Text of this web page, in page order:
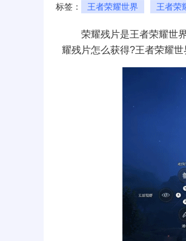
标签： 王者荣耀世界 王者荣
荣耀残片是王者荣耀世界
耀残片怎么获得?王者荣耀